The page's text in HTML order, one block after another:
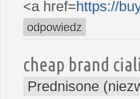
<a href=https://
odpowiedz
cheap brand
Prednisone